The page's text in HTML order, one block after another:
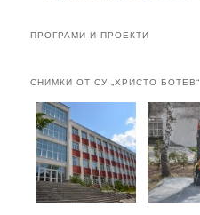
ПРОГРАМИ И ПРОЕКТИ
СНИМКИ ОТ СУ „ХРИСТО БОТЕВ“